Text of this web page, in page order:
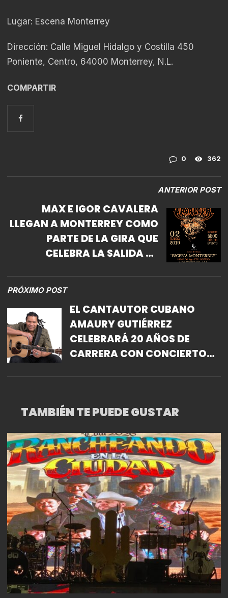
Lugar: Escena Monterrey
Dirección: Calle Miguel Hidalgo y Costilla 450
Poniente, Centro, 64000 Monterrey, N.L.
COMPARTIR
0 362
ANTERIOR POST
MAX E IGOR CAVALERA
LLEGAN A MONTERREY COMO
PARTE DE LA GIRA QUE
CELEBRA LA SALIDA DE
PRÓXIMO POST
EL CANTAUTOR CUBANO
AMAURY GUTIÉRREZ
CELEBRARÁ 20 AÑOS DE
CARRERA CON CONCIERTO
TAMBIÉN TE PUEDE GUSTAR